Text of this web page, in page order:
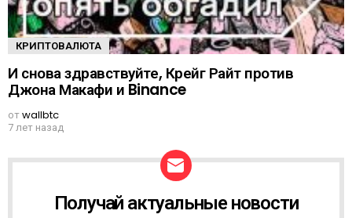
КРИПТОВАЛЮТА
И снова здравствуйте, Крейг Райт против
Джона Макафи и Binance
отwallbtc
7 лет назад
Получай актуальные новости